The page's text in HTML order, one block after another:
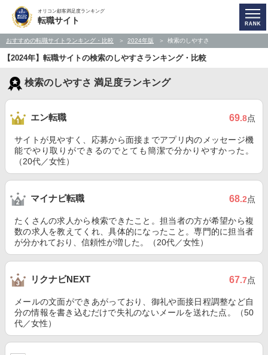
オリコン顧客満足度ランキング
転職サイト
おすすめの転職サイトランキング・比較 2024年版 検索のしやすさ
【2024年】転職サイトの検索のしやすさランキング・比較
検索のしやすさ 満足度ランキング
エン転職 69.8点
サイトが見やすく、応募から面接までアプリ内のメッセージ機
能でやり取りができるのでとても簡潔で分かりやすかった。
（20代／女性）
マイナビ転職 68.2点
たくさんの求人から検索できたこと。担当者の方が希望から複
数の求人を教えてくれ、具体的になったこと。専門的に担当者
が分かれており、信頼性が増した。（20代／女性）
リクナビNEXT 67.7点
メールの文面ができあがっており、御礼や面接日程調整など自
分の情報を書き込むだけで失礼のないメールを送れた点。（50
代／女性）